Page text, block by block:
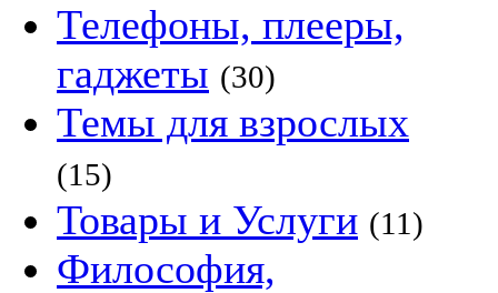
Телефоны, плееры,
гаджеты (30)
Темы для взрослых
(15)
Товары и Услуги (11)
Философия,